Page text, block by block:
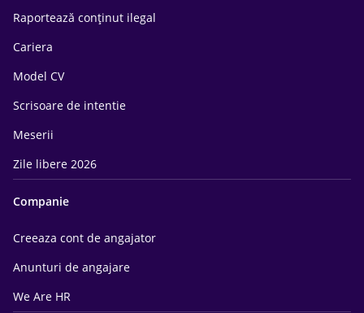
Raportează conținut ilegal
Cariera
Model CV
Scrisoare de intentie
Meserii
Zile libere 2026
Companie
Creeaza cont de angajator
Anunturi de angajare
We Are HR